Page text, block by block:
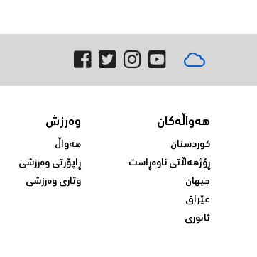
هەواڵەکان
کوردستان
ڕۆژهەڵاتی ناوەڕاست
جیهان
عێراق
ئابوری
وەرزش
هەواڵ
ڕاپۆرتی وەرزشی
وتاری وەرزشی